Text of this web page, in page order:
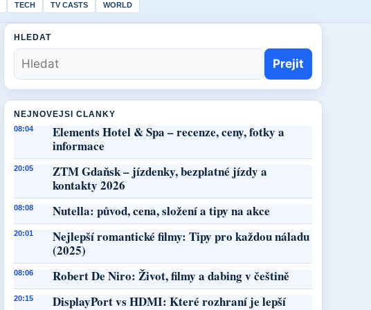
TECH TV CASTS WORLD
HLEDAT
Prejit
NEJNOVEJSI CLANKY
08:04
Elements Hotel & Spa – recenze, ceny, fotky a
informace
20:05
ZTM Gdaňsk – jízdenky, bezplatné jízdy a
kontakty 2026
08:08 Nutella: původ, cena, složení a tipy na akce
20:01
Nejlepší romantické filmy: Tipy pro každou náladu
(2025)
08:06 Robert De Niro: Život, filmy a dabing v češtině
20:15 DisplayPort vs HDMI: Které rozhraní je lepší